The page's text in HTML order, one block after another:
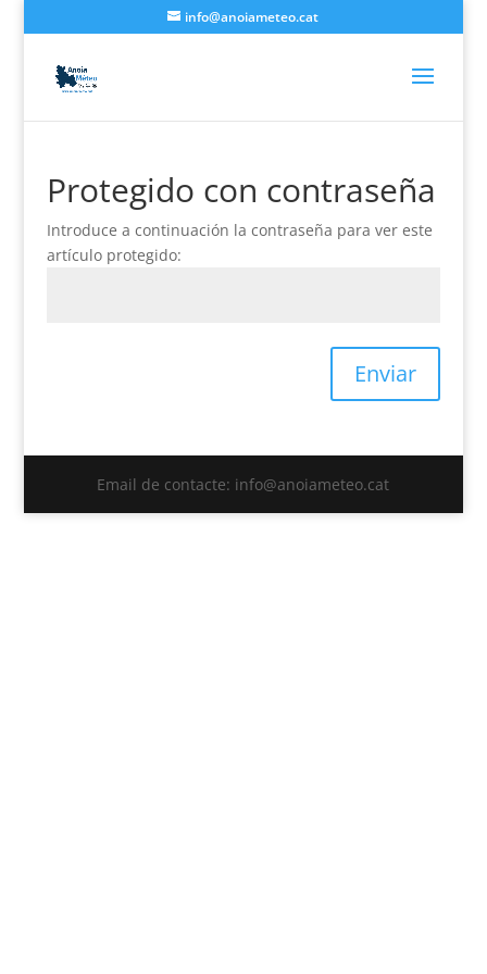
info@anoiameteo.cat
Protegido con contraseña
Introduce a continuación la contraseña para ver este
artículo protegido:
Enviar
Email de contacte: info@anoiameteo.cat